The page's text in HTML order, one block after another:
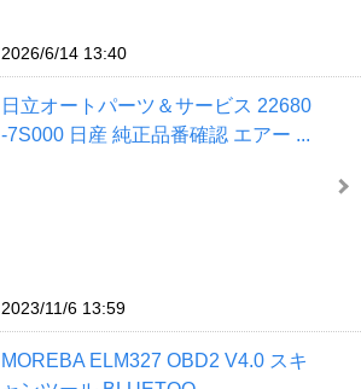
2026/6/14 13:40
日立オートパーツ＆サービス 22680
-7S000 日産 純正品番確認 エアー ...
2023/11/6 13:59
MOREBA ELM327 OBD2 V4.0 スキ